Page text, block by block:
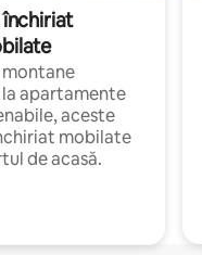
montane
apartamente
aceste
mobilate
de acasă.